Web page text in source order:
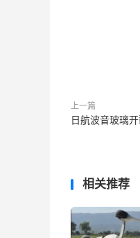
上一篇
日航波音玻璃
相关推荐